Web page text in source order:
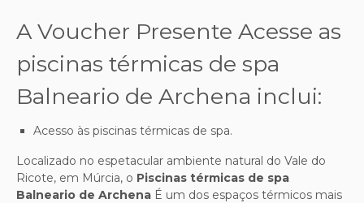
A Voucher Presente Acesse as
piscinas térmicas de spa
Balneario de Archena inclui:
Acesso às piscinas térmicas de spa.
Localizado no espetacular ambiente natural do Vale do
Ricote, em Múrcia, o Piscinas térmicas de spa
Balneario de Archena É um dos espaços térmicos mais